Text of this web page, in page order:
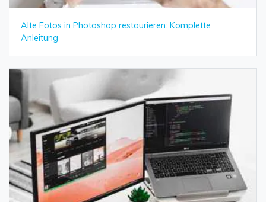
Alte Fotos in Photoshop restaurieren: Komplette
Anleitung